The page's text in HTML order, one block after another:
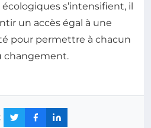
écologiques s’intensifient, il
un accès égal à une
pour permettre à chacun
changement.